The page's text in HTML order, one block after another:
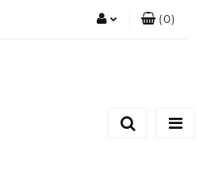
(0)